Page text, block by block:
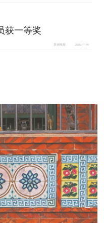
获一等奖
泉州晚报 2026-07-09